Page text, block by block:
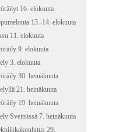
16. elokuuta
13.-14. elokuuta
11. elokuuta
9. elokuuta
3. elokuuta
30. heinäkuuta
21. heinäkuuta
19. heinäkuuta
Sveitsissä 7. heinäkuuta
29.